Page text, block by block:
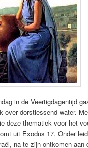
in de Veertigdagentijd
over dorstlessend water.
deze thematiek voor het
uit Exodus 17. Onder
na te zijn ontkomen aan